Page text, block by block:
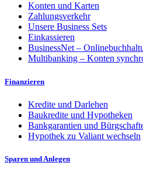
Konten und Karten
Zahlungsverkehr
Unsere Business Sets
Einkassieren
BusinessNet –
Multibanking – Konten
Finanzieren
Kredite und Darlehen
Baukredite und Hypotheken
Bankgarantien und
Hypothek zu Valiant wechseln
Sparen und Anlegen